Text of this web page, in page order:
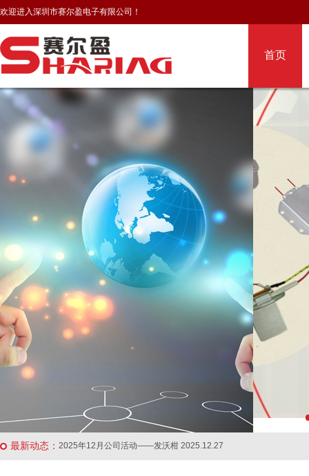
欢迎进入深圳市赛尔盈电子有限公司！
首页
最新动态：
2026年4月公司活动——惠州巽寮湾帆船… 2026.04.30
祝全体女员工三八女神节快乐 2026.03.07
2026年“马跃新春”新年晚会盛大举行… 2026.02.09
2025年12月公司活动——发沃柑 2025.12.27